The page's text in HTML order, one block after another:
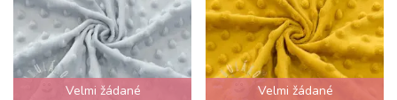
Velmi žádané
Velmi žádané